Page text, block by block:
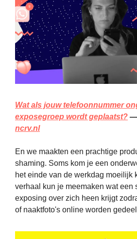
Wat als jouw telefoonnummer
exposegroep wordt geplaatst? —
ncrv.nl
En we maakten een prachtige
shaming. Soms kom je een
het einde van de werkdag moeilijk
verhaal kun je meemaken wat een
exposing over zich heen krijgt
of naaktfoto's online worden